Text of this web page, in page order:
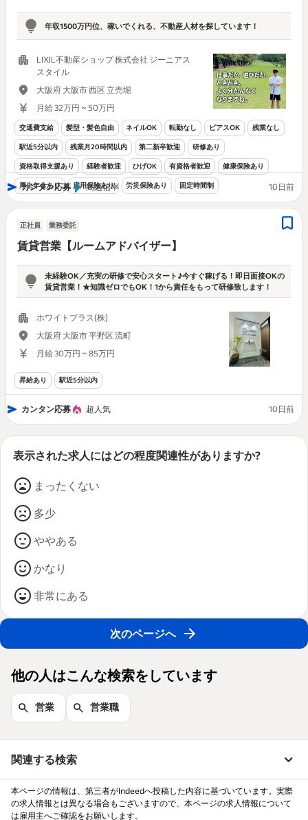
年収1500万円位、稼いでくれる、不動産人材を探しています！
LIXIL不動産ショップ 株式会社 ジーニアス
スタイル
大阪府 大阪市 西区 立売堀
月給 32万円 ~ 50万円
交通費支給 髪型・髪色自由 ネイルOK 転勤なし ピアスOK 残業なし
駅近5分以内 残業月20時間以内 第二新卒歓迎 研修あり
資格取得支援あり 経験者歓迎 ひげOK 有資格者歓迎 健康保険あり
厚生年金あり 雇用保険あり 労災保険あり 固定時間制
カンタン応募 高返信率 10日前
正社員 業務委託
賃貸営業【ルームアドバイザー】
未経験OK／充実の研修で安心スタート♪今すぐ稼げる！即日面接OKの
賃貸営業！★知識ゼロでもOK！1から責任をもって研修致します！
ホワイトプラス(株)
大阪府 大阪市 平野区 流町
月給 30万円 ~ 85万円
昇給あり 駅近5分以内
カンタン応募 超人気 10日前
表示された求人にはどの程度関連性がありますか?
まったくない
多少
ややある
かなり
非常にある
次のページへ
他の人はこんな検索をしています
営業 営業職
関連する検索
本ページの情報は、第三者がIndeedへ投稿した内容に基づいています。実際
の求人情報とは異なる場合もございますので、本ページの求人情報について
は雇用主へご確認をお願いします。